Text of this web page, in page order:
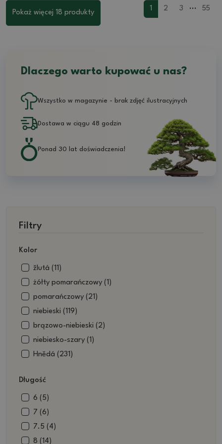
Filtry
Kolor
žlutá (11)
żółty pomarańczowy (1)
pomarańczowy (21)
niebieski (119)
brązowo-niebieski (2)
niebiesko-szary (1)
Hnědá (231)
brązowo zielony (9)
beżowy (52)
biały (4)
czarny (14)
czarno-brązowy (3)
Długość
6 (5)
7 (6)
7.5 (4)
8 (14)
Pokaż więcej 18 produkty
1 2 3 ... 55
Dlaczego warto kupować u nas?
Wszystko w magazynie - brak zdjęć ilustracyjnych
Dostawa w ciągu 48 godzin
Ponad 30 lat doświadczenia!